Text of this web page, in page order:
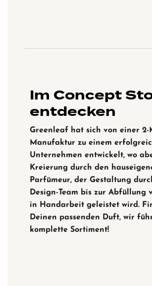
Im Concept
entdecken
Greenleaf hat sich von einer 2-
Manufaktur zu einem
Unternehmen entwickelt, wo
Kreierung durch den
Parfümeur, der Gestaltung
Design-Team bis zur Abfüllung
in Handarbeit geleistet wird.
Deinen passenden Duft, wir
komplette Sortiment!